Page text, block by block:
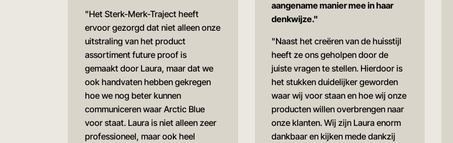
"Het Sterk-Merk-Traject heeft
ervoor gezorgd dat niet alleen onze
uitstraling van het product
assortiment future proof is
gemaakt door Laura, maar dat we
ook handvaten hebben gekregen
hoe we nog beter kunnen
communiceren waar Arctic Blue
voor staat. Laura is niet alleen zeer
professioneel, maar ook heel
aangename manier mee in haar
denkwijze."
"Naast het creëren van de huisstijl
heeft ze ons geholpen door de
juiste vragen te stellen. Hierdoor is
het stukken duidelijker geworden
waar wij voor staan en hoe wij onze
producten willen overbrengen naar
onze klanten. Wij zijn Laura enorm
dankbaar en kijken mede dankzij